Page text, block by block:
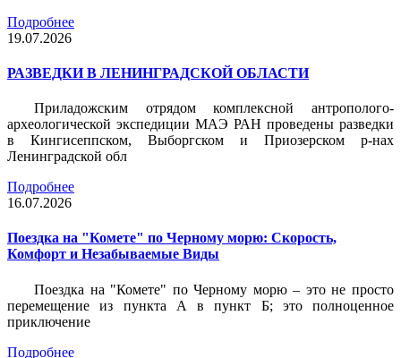
Подробнее
19.07.2026
РАЗВЕДКИ В ЛЕНИНГРАДСКОЙ ОБЛАСТИ
Приладожским отрядом комплексной антрополого-
археологической экспедиции МАЭ РАН проведены разведки
в Кингисеппском, Выборгском и Приозерском р-нах
Ленинградской обл
Подробнее
16.07.2026
Поездка на "Комете" по Черному морю: Скорость,
Комфорт и Незабываемые Виды
Поездка на "Комете" по Черному морю – это не просто
перемещение из пункта А в пункт Б; это полноценное
приключение
Подробнее